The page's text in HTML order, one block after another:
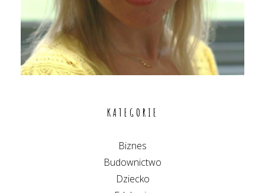
KATEGORIE
Biznes
Budownictwo
Dziecko